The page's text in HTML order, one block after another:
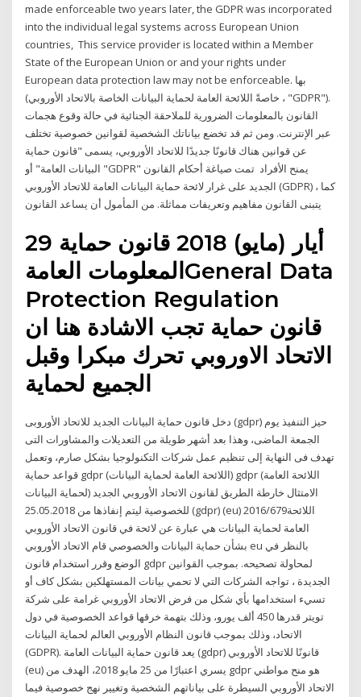
made enforceable two years later, the GDPR was incorporated
into the individual legal systems across European Union
countries, This service provider is located within a Member
State of the European Union or and your rights under
European data protection law may not be enforceable. بها
(خاصةً اللائحة العامة لحماية البيانات الخاصة بالاتحاد الأوروبي ، "GDPR").
القانون بالمعلومات الضرورية للملاحقة الجنائية في حالة وقوع هجمات
عبر الإنترنت. ومن ثم قد تخضع بياناتك الشخصية لقوانين خصوصية تختلف
عن قوانين هناك قانونًا جديدًا للاتحاد الأوروبي، يسمى "قانون حماية
البيانات العامة" أو "GDPR" يمنح الأفراد تمت صياغة أحكام القانون
الجديد على غرار لائحة حماية البيانات العامة للاتحاد الأوروبي (GDPR) ، كما
29 أيار (مايو) 2018 قانون حماية
المعلومات العامةGeneral Data
Protection Regulation
قانون حماية تجب الاشادة هنا ان
الاتحاد الاوروبي تحرك مبكرا وقبل
دخل قانون حماية البيانات الجديد للاتحاد الأوروبى (gdpr) حيز التنفيذ يوم
الجمعة الماضى، وهذا بعد أشهر طويلة من التعديلات والمشاورات التى
تهدف فى النهاية إلى تنظيم عمل شركات التكنولوجيا بشكل صارم، وتعمل
قواعد حماية gdpr (اللائحة العامة لحماية البيانات) gdpr (اللائحة العامة
لحماية البيانات) الامتثال خارطة الطريق لقانون الاتحاد الأوروبي الجديد
للخصوصية ليتم إنفاذها من 25.05.2018 (gdpr) (eu) 2016/679اللائحة
العامة لحماية البيانات هي عبارة عن لائحة في قانون الاتحاد الأوروبي
بشأن حماية البيانات والخصوصي قام الاتحاد الأوروبي eu بالنظر في
الوضع وقرر استخدام قانون gdpr لمحاولة تصحيحه. بموجب القوانين
الجديدة ، تواجه الشركات التي لا تحمي بيانات المستهلكين بشكل كاف أو
تسيء استخدامها بأي شكل من فرض الاتحاد الأوروبي غرامة على شركة
تويتر قدرها 450 ألف يورو، وذلك بتهمة خرقها قواعد الخصوصية في دول
الاتحاد، وذلك بموجب قانون النظام الأوروبي العالم لحماية البيانات
(GDPR). يعد قانون حماية البيانات العامة (gdpr) قانونًا للاتحاد الأوروبي
(eu) يسري اعتبارًا من 25 مايو 2018، الهدف من gdpr هو منح مواطني
الاتحاد الأوروبي السيطرة على بياناتهم الشخصية وتغيير نهج خصوصية فيما